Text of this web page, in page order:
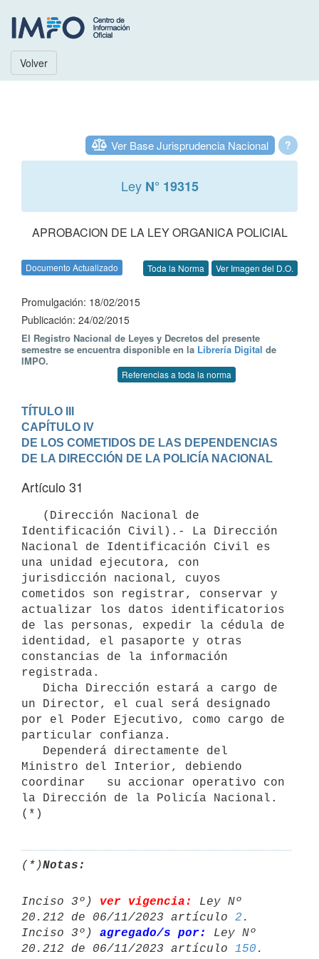
Volver
?
Ver Base Jurisprudencia Nacional
Ley N° 19315
APROBACION DE LA LEY ORGANICA POLICIAL
Documento Actualizado Toda la Norma Ver Imagen del D.O.
Promulgación: 18/02/2015
Publicación: 24/02/2015
El Registro Nacional de Leyes y Decretos del presente
semestre se encuentra disponible en la Librería Digital de
IMPO.
Referencias a toda la norma
TÍTULO III
CAPÍTULO IV
DE LOS COMETIDOS DE LAS DEPENDENCIAS
DE LA DIRECCIÓN DE LA POLICÍA NACIONAL
Artículo 31
Identificación Civil).- La Dirección
Nacional de Identificación Civil es
una unidad ejecutora, con
jurisdicción nacional, cuyos
cometidos son registrar, conservar y
actualizar los datos identificatorios
de las personas, expedir la cédula de
identidad, el pasaporte y otras
constancias de la información
registrada.
un Director, el cual será designado
por el Poder Ejecutivo, como cargo de
particular confianza.
Ministro del Interior, debiendo
coordinar   su accionar operativo con
la Dirección de la Policía Nacional.
(*)Notas:
Inciso 3º) ver vigencia:
Ley Nº
20.212 de 06/11/2023 artículo 2 .
Inciso 3º) agregado/s por:
Ley Nº
20.212 de 06/11/2023 artículo 150